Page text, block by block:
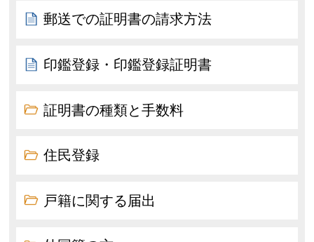
郵送での証明書の請求方法
印鑑登録・印鑑登録証明書
証明書の種類と手数料
住民登録
戸籍に関する届出